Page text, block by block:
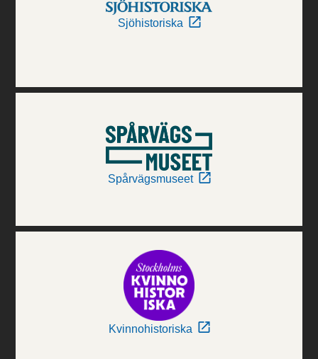
Sjöhistoriska
Spårvägsmuseet
Kvinnohistoriska